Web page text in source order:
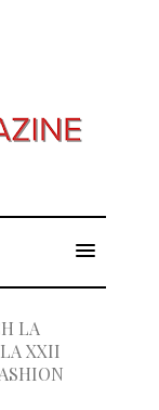
LA
XXII